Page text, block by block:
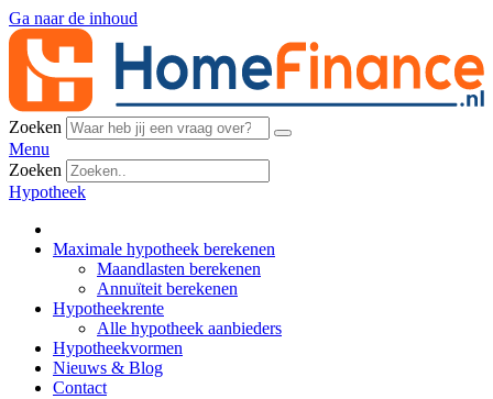
Ga naar de inhoud
Zoeken
Menu
Zoeken
Hypotheek
Maximale hypotheek berekenen
Maandlasten berekenen
Annuïteit berekenen
Hypotheekrente
Alle hypotheek aanbieders
Hypotheekvormen
Nieuws & Blog
Contact